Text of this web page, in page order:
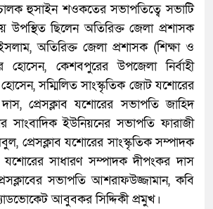
হুসাইন শওকতের সভাপতিত্বে সভাটি
উপস্থিত ছিলেন অতিরিক্ত জেলা প্রশাসক
অতিরিক্ত জেলা প্রশাসক (শিক্ষা ও
হোসেন, কেশবপুরের উপজেলা নির্বাহী
সম্মিলিত সাংস্কৃতিক জোট যশোরের
প্রেসক্লাব যশোরের সভাপতি জাহিদ
সাংবাদিক ইউনিয়নের সভাপতি ফারাজী
প্রেসক্লাব যশোরের সাংস্কৃতিক সম্পাদক
যশোরের সাধারণ সম্পাদক দীপংকর দাস
সভাপতি আশরাফউজ্জামান, কবি
আবুবকর সিদ্দিকী প্রমুখ।